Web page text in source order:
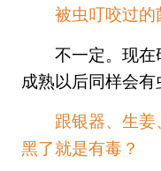
被虫叮咬过的
不一定。现在
成熟以后同样会有
跟银器、生
黑了就是有毒？